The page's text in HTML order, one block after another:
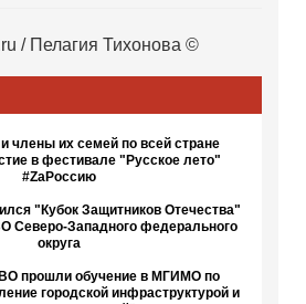
/ Пелагия Тихонова ©
члены их семей по всей стране
в фестивале "Русское лето"
#ZaРоссию
"Кубок Защитников Отечества"
Северо-Западного федерального
округа
прошли обучение в МГИМО по
городской инфраструктурой и